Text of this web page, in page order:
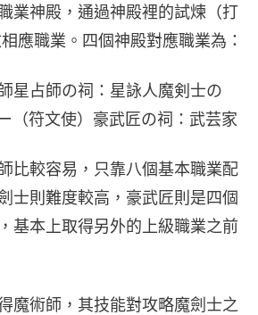
業神殿，通過神殿裡的試煉（打
應職業。四個神殿對應職業為：
星占師の祠：星詠人魔剣士の
（符文使）豪武匠の祠：武芸家
比較容易，只靠八個基本職業配
士則難度較高，豪武匠則是四個
基本上取得另外的上級職業之前
魔術師，其技能對攻略魔劍士之